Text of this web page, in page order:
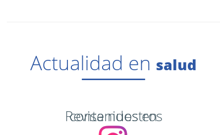
Actualidad en salud
Revisa nuestros contenidos en